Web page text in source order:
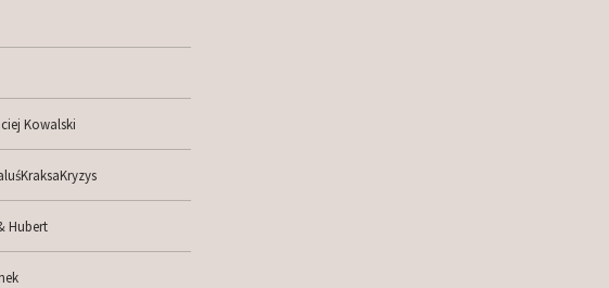
Kowalski
Hubert